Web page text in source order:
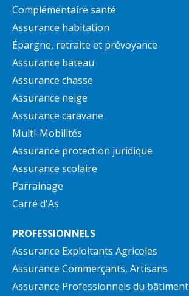
Complémentaire santé
Assurance habitation
Épargne, retraite et prévoyance
Assurance bateau
Assurance chasse
Assurance neige
Assurance caravane
Multi-Mobilités
Assurance protection juridique
Assurance scolaire
Parrainage
Carré d'As
PROFESSIONNELS
Assurance Exploitants Agricoles
Assurance Commerçants, Artisans
Assurance Professionnels du bâtiment